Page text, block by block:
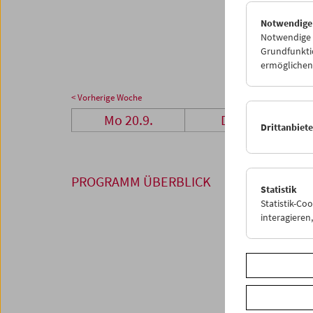
04
< Vorherige Woche
Mo 20.9. Di 21.9.
PROGRAMM ÜBERBLICK
Notwendige
Statistik
Statistik-